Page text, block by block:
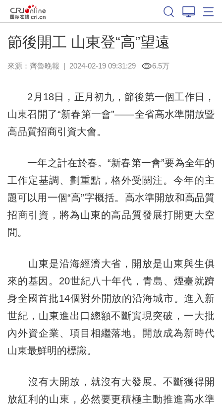
節後開工 山東登“高”望遠
來源： 齊魯晚報 | 2024-02-19 09:31:29 6.5万
2月18日，正月初九，節後第一個工作日，
山東召開了“新春第一會”——全省高水準開放暨
高品質招商引資大會。
一年之計在於春。“新春第一會”要為全年的
工作定基調、劃重點，格外受關注。今年的主
題可以用一個“高”字概括。高水準開放和高品質
招商引資，將為山東的高品質發展打開更大空
間。
山東是沿海經濟大省，開放是山東與生俱
來的基因。20世紀八十年代，青島、煙臺就躋
身全國首批14個對外開放的沿海城市。進入新
世紀，山東進出口總額不斷實現突破，一大批
內外資企業、項目相繼落地。開放成為新時代
山東最鮮明的標識。
沒有大開放，就沒有大發展。不斷獲得開
放紅利的山東，必然要更積極主動推進高水準